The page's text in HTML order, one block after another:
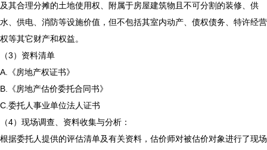
及其合理分摊的土地使用权、附属于房屋建筑物且不可分割的装修、供
水、供电、消防等设施价值，但不包括其室内动产、债权债务、特许经营
权等其它财产和权益。
（3）资料清单
A.《房地产权证书》
B.《房地产估价委托合同书》
C.委托人事业单位法人证书
（4）现场调查、资料收集与分析：
根据委托人提供的评估清单及有关资料，估价师对被估价对象进行了现场